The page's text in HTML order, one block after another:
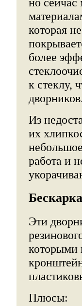
которая
более
к стеклу,
Из
их
работа и
Эти
которыми
Плюсы: